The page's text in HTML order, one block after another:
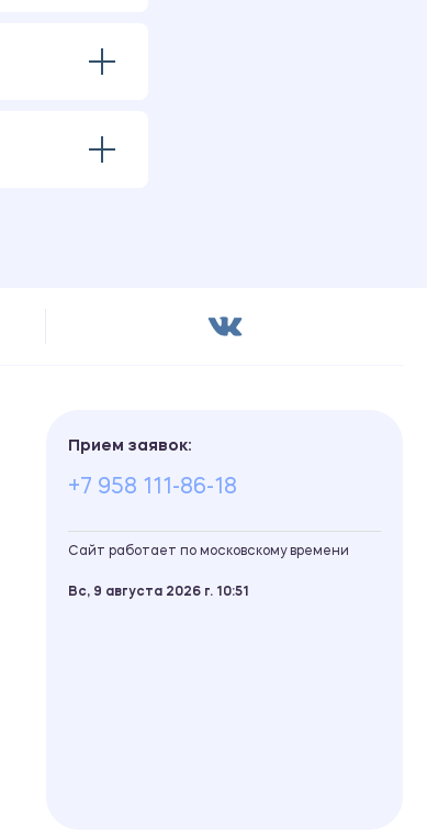
Прием заявок:
+7 958 111-86-18
Сайт работает по московскому времени
Вс, 9 августа 2026 г. 10 51